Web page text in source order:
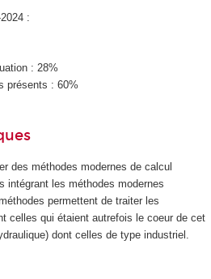
:
: 28%
présents : 60%
des méthodes modernes de calcul
intégrant les méthodes modernes
permettent de traiter les
celles qui étaient autrefois le coeur de cet
dont celles de type industriel.